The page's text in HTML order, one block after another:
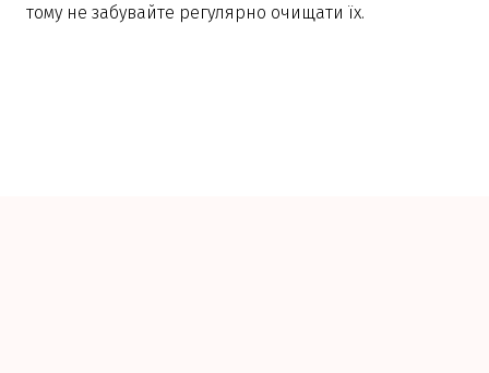
тому не забувайте регулярно очищати їх.